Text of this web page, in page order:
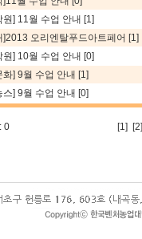
원] 11월 수업 안내 [1]
]2013 오리엔탈푸드아트페어 [1]
원] 10월 수업 안내 [0]
화] 9월 수업 안내 [1]
스] 9월 수업 안내 [0]
0 [1] [2